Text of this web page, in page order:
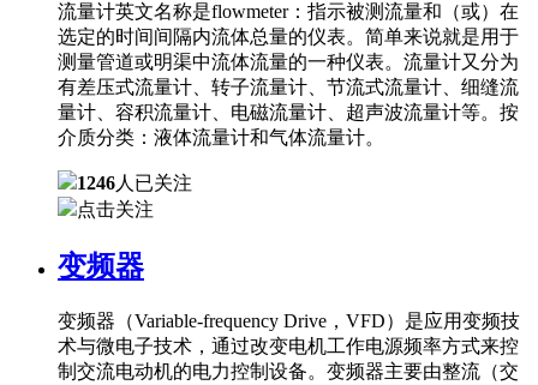
流量计英文名称是flowmeter：指示被测流量和（或）在
选定的时间间隔内流体总量的仪表。简单来说就是用于
测量管道或明渠中流体流量的一种仪表。流量计又分为
有差压式流量计、转子流量计、节流式流量计、细缝流
量计、容积流量计、电磁流量计、超声波流量计等。按
介质分类：液体流量计和气体流量计。
1246人已关注
点击关注
变频器
变频器（Variable-frequency Drive，VFD）是应用变频技
术与微电子技术，通过改变电机工作电源频率方式来控
制交流电动机的电力控制设备。变频器主要由整流（交